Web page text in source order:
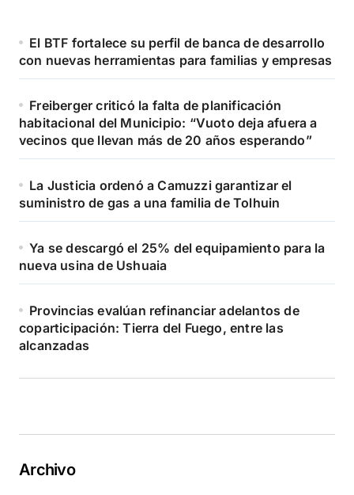
El BTF fortalece su perfil de banca de desarrollo
con nuevas herramientas para familias y empresas
Freiberger criticó la falta de planificación
habitacional del Municipio: “Vuoto deja afuera a
vecinos que llevan más de 20 años esperando”
La Justicia ordenó a Camuzzi garantizar el
suministro de gas a una familia de Tolhuin
Ya se descargó el 25% del equipamiento para la
nueva usina de Ushuaia
Provincias evalúan refinanciar adelantos de
coparticipación: Tierra del Fuego, entre las
alcanzadas
Archivo